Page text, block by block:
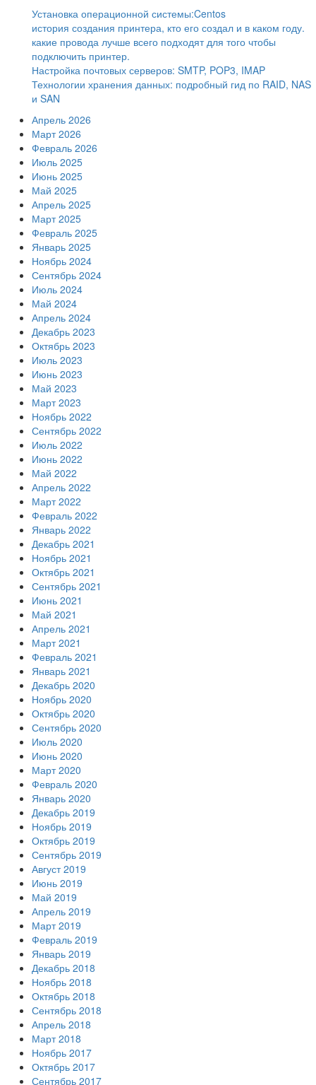
Установка операционной системы:Centos
история создания принтера, кто его создал и в каком году.
какие провода лучше всего подходят для того чтобы
подключить принтер.
Настройка почтовых серверов: SMTP, POP3, IMAP
Технологии хранения данных: подробный гид по RAID, NAS
и SAN
Апрель 2026
Март 2026
Февраль 2026
Июль 2025
Июнь 2025
Май 2025
Апрель 2025
Март 2025
Февраль 2025
Январь 2025
Ноябрь 2024
Сентябрь 2024
Июль 2024
Май 2024
Апрель 2024
Декабрь 2023
Октябрь 2023
Июль 2023
Июнь 2023
Май 2023
Март 2023
Ноябрь 2022
Сентябрь 2022
Июль 2022
Июнь 2022
Май 2022
Апрель 2022
Март 2022
Февраль 2022
Январь 2022
Декабрь 2021
Ноябрь 2021
Октябрь 2021
Сентябрь 2021
Июнь 2021
Май 2021
Апрель 2021
Март 2021
Февраль 2021
Январь 2021
Декабрь 2020
Ноябрь 2020
Октябрь 2020
Сентябрь 2020
Июль 2020
Июнь 2020
Март 2020
Февраль 2020
Январь 2020
Декабрь 2019
Ноябрь 2019
Октябрь 2019
Сентябрь 2019
Август 2019
Июнь 2019
Май 2019
Апрель 2019
Март 2019
Февраль 2019
Январь 2019
Декабрь 2018
Ноябрь 2018
Октябрь 2018
Сентябрь 2018
Апрель 2018
Март 2018
Ноябрь 2017
Октябрь 2017
Сентябрь 2017